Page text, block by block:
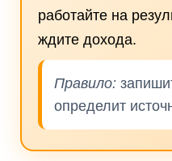
работайте на
ждите дохода.
Правило:
определит